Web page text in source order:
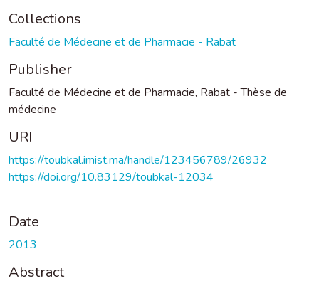
Collections
Faculté de Médecine et de Pharmacie - Rabat
Publisher
Faculté de Médecine et de Pharmacie, Rabat - Thèse de
médecine
URI
https://toubkal.imist.ma/handle/123456789/26932
https://doi.org/10.83129/toubkal-12034
Date
2013
Abstract